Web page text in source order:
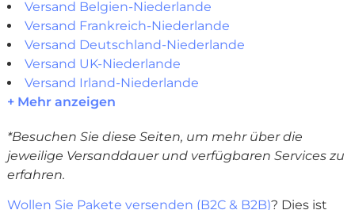
Versand Belgien-Niederlande
Versand Frankreich-Niederlande
Versand Deutschland-Niederlande
Versand UK-Niederlande
Versand Irland-Niederlande
+ Mehr anzeigen
*Besuchen Sie diese Seiten, um mehr über die
jeweilige Versanddauer und verfügbaren Services zu
erfahren.
Wollen Sie Pakete versenden (B2C & B2B)? Dies ist